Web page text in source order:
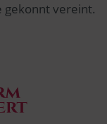
gekonnt vereint.